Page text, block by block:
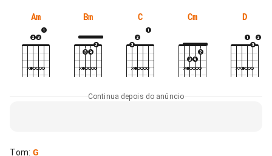
Am Bm C Cm D
Continua depois do anúncio
Tom: G